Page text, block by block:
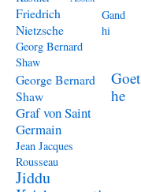
Friedrich
Nietzsche
Gand
hi
Georg Bernard
Shaw
George Bernard
Shaw
Goet
he
Graf von Saint
Germain
Jean Jacques
Rousseau
Jiddu